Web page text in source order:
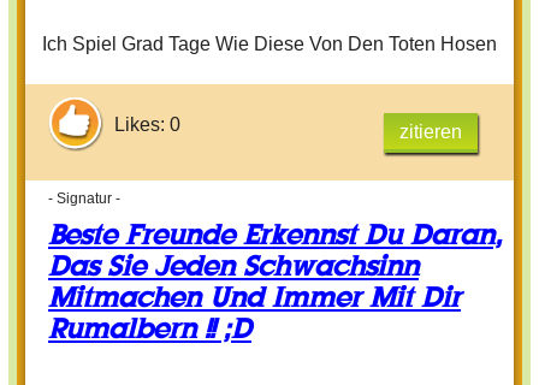
Ich Spiel Grad Tage Wie Diese Von Den Toten Hosen
Likes: 0 zitieren
- Signatur -
Beste Freunde Erkennst Du Daran,
Das Sie Jeden Schwachsinn
Mitmachen Und Immer Mit Dir
Rumalbern !! ;D